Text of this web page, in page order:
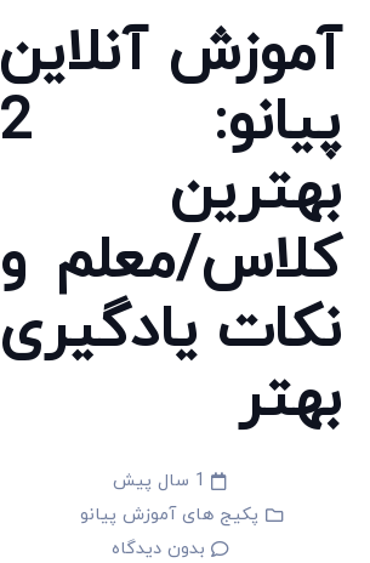
آموزش آنلاین
پیانو: 2
بهترین
کلاس/معلم و
نکات یادگیری
بهتر
1 سال پیش
پکیج های آموزش پیانو
بدون دیدگاه